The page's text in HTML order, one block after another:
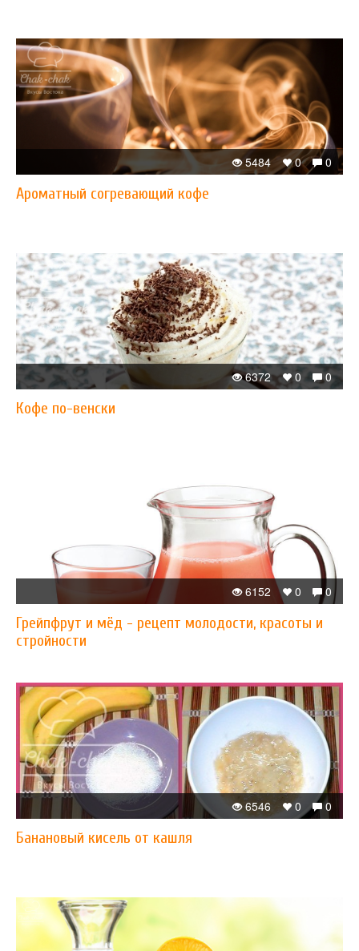
0
0
5484
Ароматный согревающий кофе
0
0
6372
Кофе по-венски
0
0
6152
Грейпфрут и мёд - рецепт молодости, красоты и
стройности
0
0
6546
Банановый кисель от кашля